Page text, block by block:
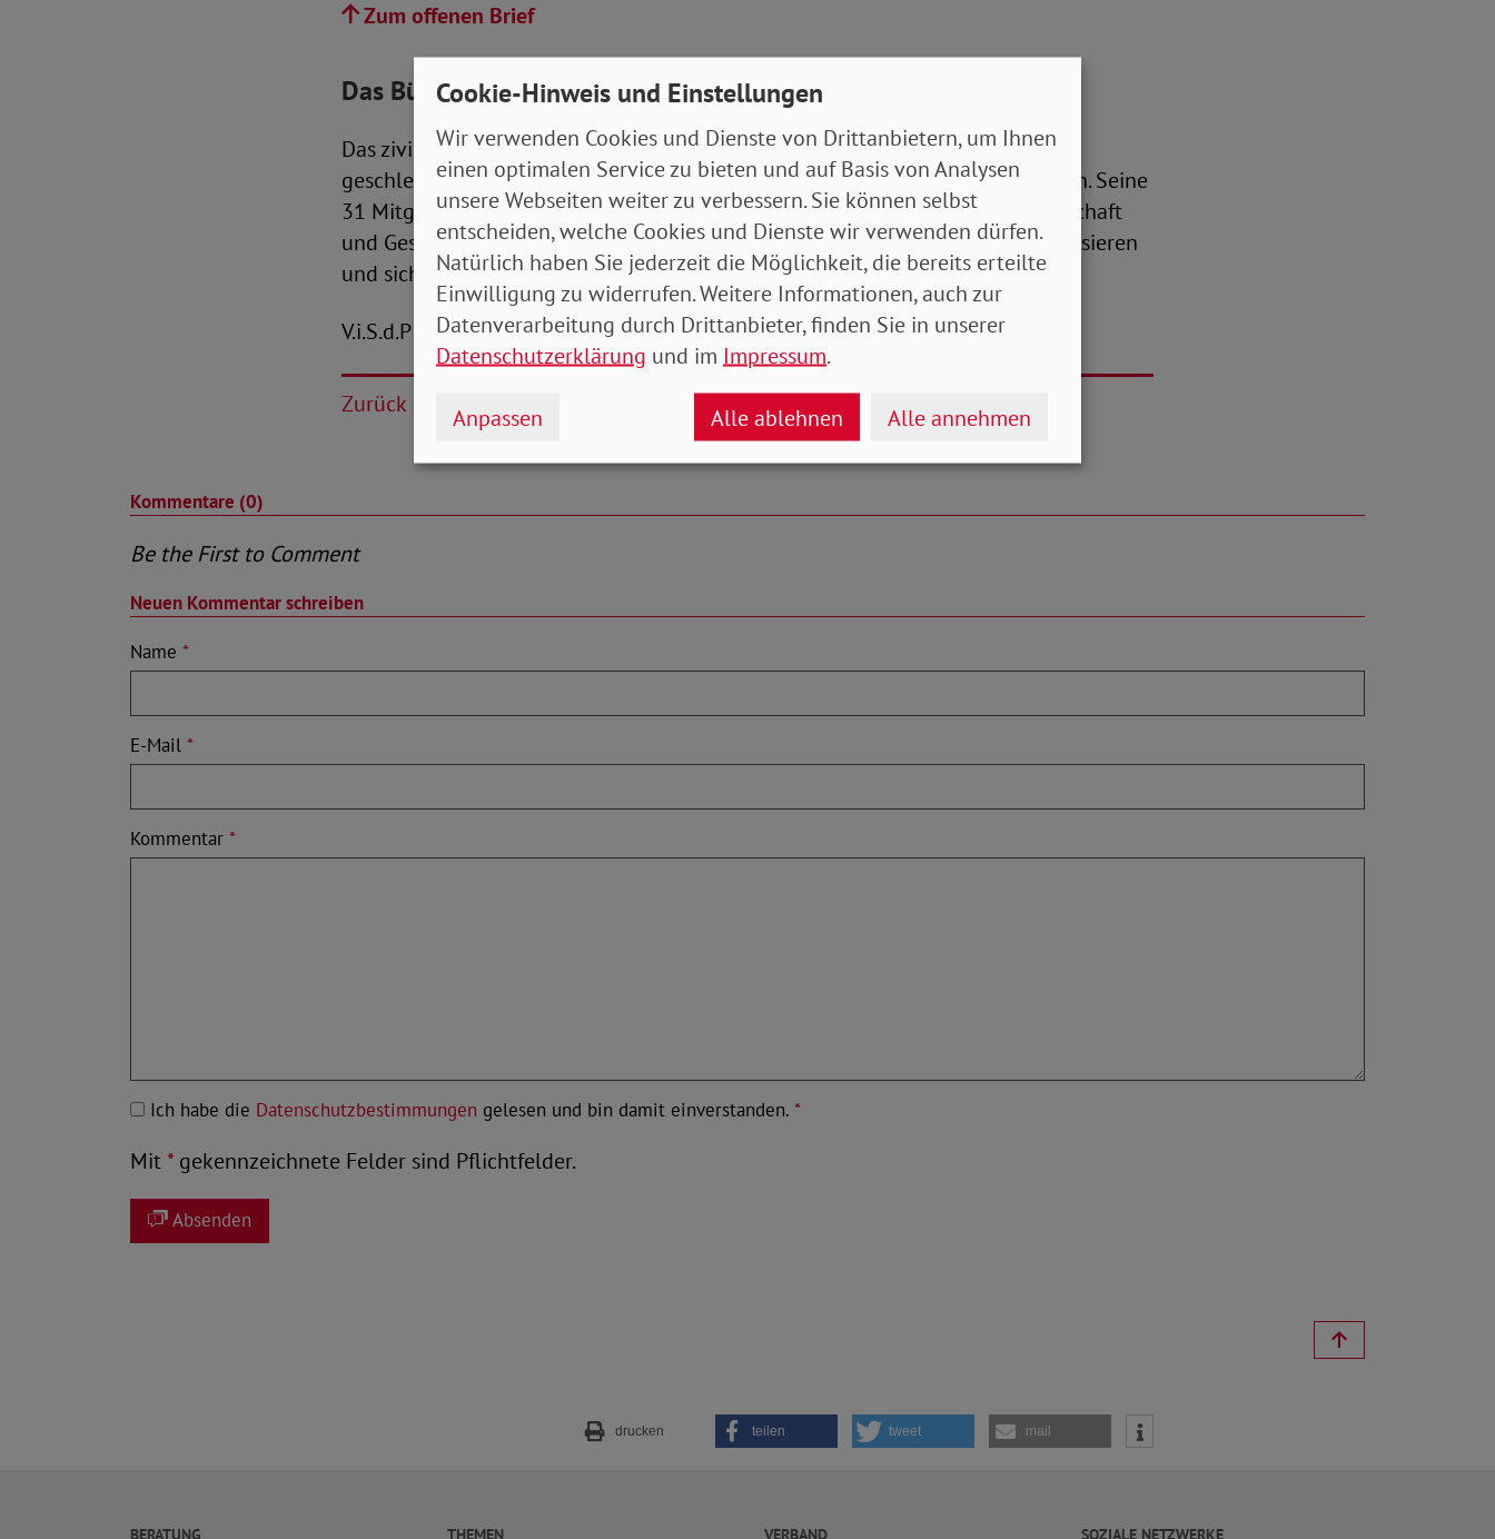
Zum offenen Brief
Das Bündnis
Das zivilgesellschaftliche Bündnis Sorgearbeit fair teilen setzt sich für die
geschlechtergerechte Verteilung unbezahlter Sorgearbeit im Lebensverlauf ein. Seine
31 Mitgliedsverbände haben sich zum Ziel gesetzt, Politik, Wirtschaft, Wissenschaft
und Gesellschaft für den Gender Care Gap und seine Auswirkungen zu sensibilisieren
und sich für die Schließung der Sorgelücke einzusetzen.
V.i.S.d.P: Peter-Michael Zernechel
Zurück
Kommentare (0)
Be the First to Comment
Neuen Kommentar schreiben
Name *
E-Mail *
Kommentar *
Ich habe die Datenschutzbestimmungen gelesen und bin damit einverstanden. *
Mit*gekennzeichnete Felder sind Pflichtfelder.
Absenden
drucken teilen tweet mail
BERATUNG THEMEN VERBAND SOZIALE NETZWERKE
Cookie-Hinweis und Einstellungen
Wir verwenden Cookies und Dienste von Drittanbietern, um Ihnen
einen optimalen Service zu bieten und auf Basis von Analysen
unsere Webseiten weiter zu verbessern. Sie können selbst
entscheiden, welche Cookies und Dienste wir verwenden dürfen.
Natürlich haben Sie jederzeit die Möglichkeit, die bereits erteilte
Einwilligung zu widerrufen. Weitere Informationen, auch zur
Datenverarbeitung durch Drittanbieter, finden Sie in unserer
Datenschutzerklärung und im Impressum.
Anpassen Alle ablehnen Alle annehmen